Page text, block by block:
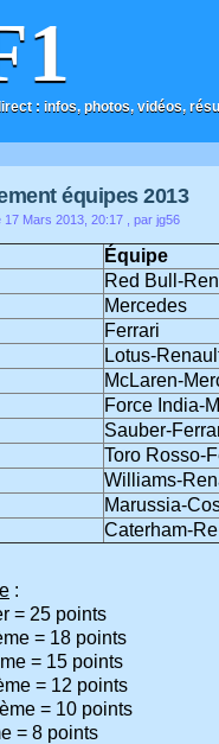
: infos, photos, vidéos,
équipes 2013
17 Mars 2013, 20:17 , par jg56
Équipe
Red Bull-
Mercedes
Ferrari
Lotus-
McLaren-
Force India-
Sauber-
Toro Rosso-
Williams-
Marussia-
Caterham-
:
= 25 points
= 18 points
= 15 points
= 12 points
= 10 points
= 8 points